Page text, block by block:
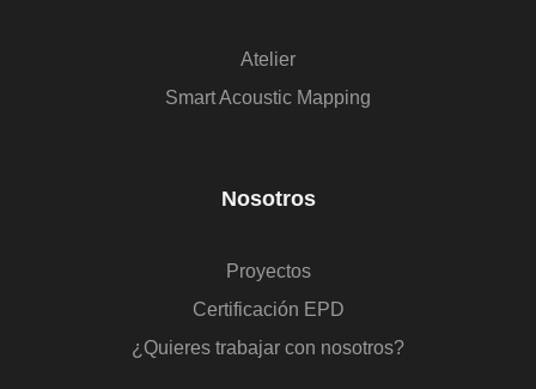
Atelier
Smart Acoustic Mapping
Nosotros
Proyectos
Certificación EPD
¿Quieres trabajar con nosotros?